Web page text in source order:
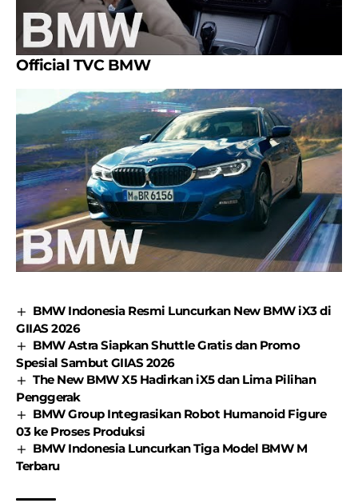
Official TVC BMW
BMW Indonesia Resmi Luncurkan New BMW iX3 di
GIIAS 2026
BMW Astra Siapkan Shuttle Gratis dan Promo
Spesial Sambut GIIAS 2026
The New BMW X5 Hadirkan iX5 dan Lima Pilihan
Penggerak
BMW Group Integrasikan Robot Humanoid Figure
03 ke Proses Produksi
BMW Indonesia Luncurkan Tiga Model BMW M
Terbaru